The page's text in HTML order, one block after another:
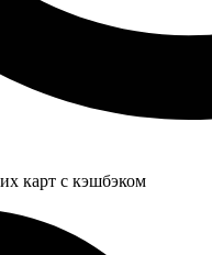
карт с кэшбэком